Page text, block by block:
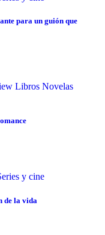
para un guión que
Libros Novelas
y cine
de la vida